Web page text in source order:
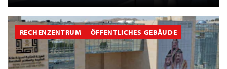
RECHENZENTRUM ÖFFENTLICHES GEBÄUDE